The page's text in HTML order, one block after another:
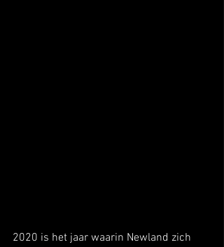
2020 is het jaar waarin Newland zich